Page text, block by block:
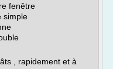
fenêtre
simple
, rapidement et à